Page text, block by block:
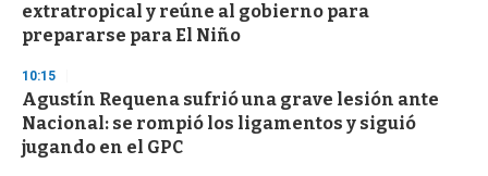
extratropical y reúne al gobierno para
prepararse para El Niño
10:15
Agustín Requena sufrió una grave lesión ante
Nacional: se rompió los ligamentos y siguió
jugando en el GPC